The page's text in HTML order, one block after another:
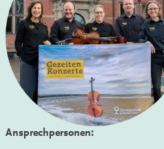
Ansprechpersonen: